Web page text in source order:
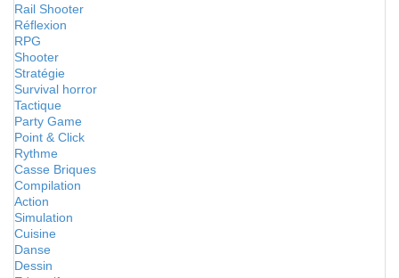
Rail Shooter
Réflexion
RPG
Shooter
Stratégie
Survival horror
Tactique
Party Game
Point & Click
Rythme
Casse Briques
Compilation
Action
Simulation
Cuisine
Danse
Dessin